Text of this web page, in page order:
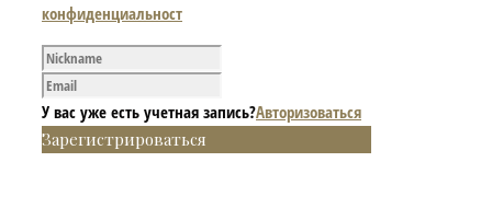
конфиденциальност
У вас уже есть учетная запись?Авторизоваться
Зарегистрироваться